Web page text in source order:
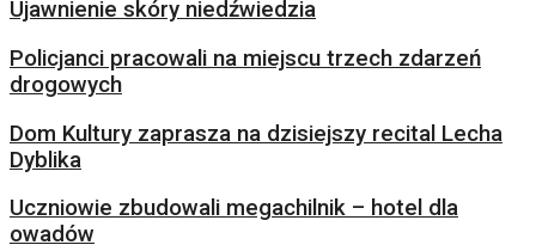
Ujawnienie skóry niedźwiedzia
Policjanci pracowali na miejscu trzech zdarzeń
drogowych
Dom Kultury zaprasza na dzisiejszy recital Lecha
Dyblika
Uczniowie zbudowali megachilnik – hotel dla
owadów